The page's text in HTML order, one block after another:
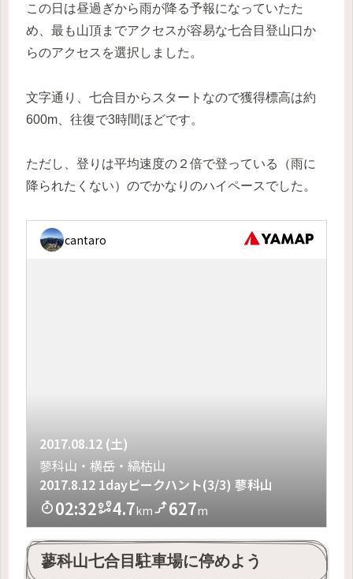
この日は昼過ぎから雨が降る予報になっていたた
め、最も山頂までアクセスが容易な七合目登山口か
らのアクセスを選択しました。
文字通り、七合目からスタートなので獲得標高は約
600m、往復で3時間ほどです。
ただし、登りは平均速度の２倍で登っている（雨に
降られたくない）のでかなりのハイペースでした。
蓼科山七合目駐車場に停めよう